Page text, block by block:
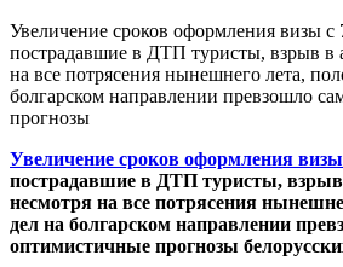
Увеличение сроков оформления визы с
пострадавшие в ДТП туристы, взрыв в
на все потрясения нынешнего лета,
болгарском направлении превзошло
прогнозы
Увеличение сроков оформления визы
пострадавшие в ДТП туристы, взрыв
несмотря на все потрясения
дел на болгарском направлении
оптимистичные прогнозы